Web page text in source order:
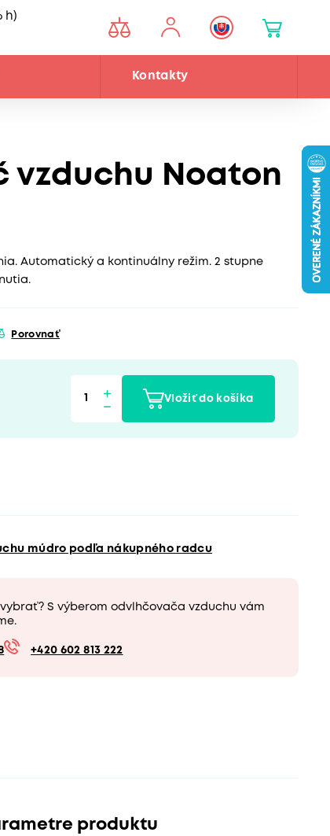
h)
Kontakty
vzduchu Noaton
Automatický a kontinuálny režim. 2 stupne
Porovnať
Vložiť do košíka
múdro podľa nákupného radcu
S výberom odvlhčovača vzduchu vám
+420 602 813 222
produktu